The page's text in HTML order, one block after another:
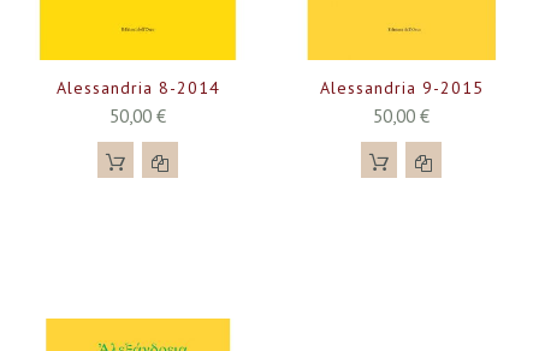
Alessandria 8-2014
50,00 €
Alessandria 9-2015
50,00 €